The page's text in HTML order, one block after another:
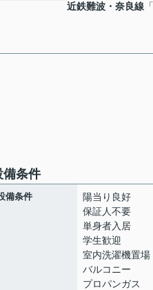
近鉄難波・奈良線 「
備条件
備条件
陽当り良好
保証人不要
単身者入居
学生歓迎
室内洗濯機置場
バルコニー
プロパンガス